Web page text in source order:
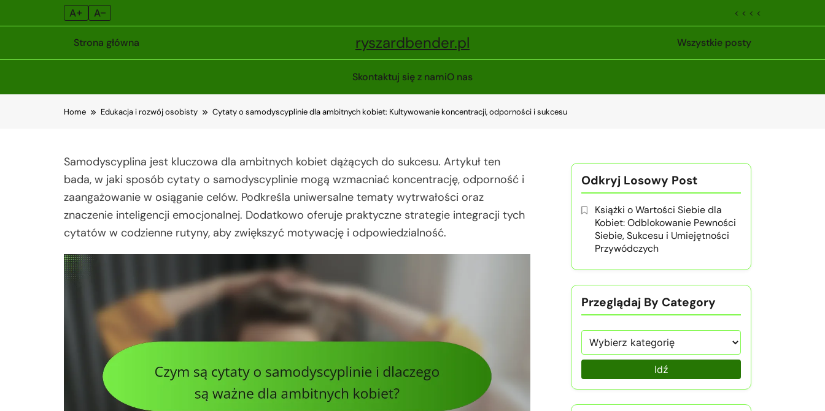
A+ A– < < < <
Strona główna ryszardbender.pl Wszystkie posty
Skontaktuj się z namiO nas
Home Edukacja i rozwój osobisty Cytaty o samodyscyplinie dla ambitnych kobiet: Kultywowanie koncentracji, odporności i sukcesu
Samodyscyplina jest kluczowa dla ambitnych kobiet dążących do sukcesu. Artykuł ten
bada, w jaki sposób cytaty o samodyscyplinie mogą wzmacniać koncentrację, odporność i
zaangażowanie w osiąganie celów. Podkreśla uniwersalne tematy wytrwałości oraz
znaczenie inteligencji emocjonalnej. Dodatkowo oferuje praktyczne strategie integracji tych
cytatów w codzienne rutyny, aby zwiększyć motywację i odpowiedzialność.
Odkryj Losowy Post
Książki o Wartości Siebie dla
Kobiet: Odblokowanie Pewności
Siebie, Sukcesu i Umiejętności
Przywódczych
Przeglądaj By Category
Idź